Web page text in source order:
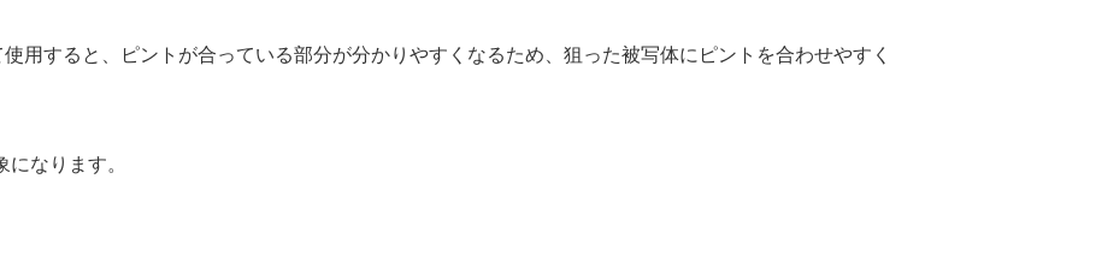
）
使用すると、ピントが合っている部分が分かりやすくなるため、狙った被写体にピントを合わせやすく
なります。